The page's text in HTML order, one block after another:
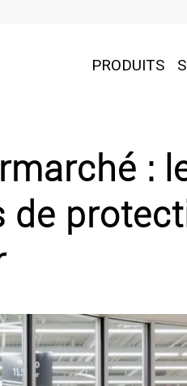
PRODUITS
:
de